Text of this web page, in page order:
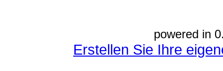
powered in
Erstellen Sie Ihre